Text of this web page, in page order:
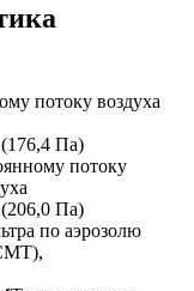
потоку воздуха
Па)
потоку
Па)
по аэрозолю